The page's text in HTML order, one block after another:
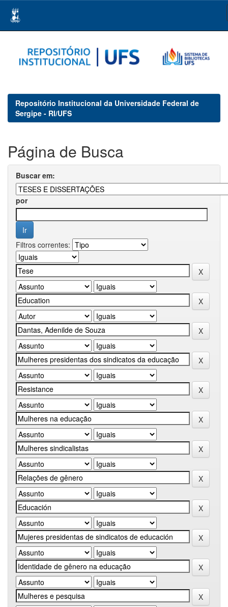
navigation
Repositório Institucional da Universidade Federal de
Sergipe - RI/UFS
Página de Busca
Buscar em:
por
Filtros correntes: